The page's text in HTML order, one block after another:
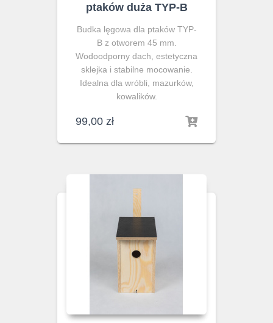
ptaków duża TYP-B
Budka lęgowa dla ptaków TYP-
B z otworem 45 mm.
Wodoodporny dach, estetyczna
sklejka i stabilne mocowanie.
Idealna dla wróbli, mazurków,
kowalików.
99,00 zł